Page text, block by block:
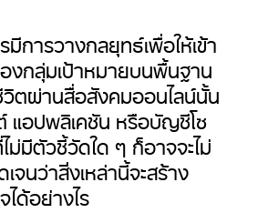
การวางกลยุทธ์เพื่อให้เข้า
งกลุ่มเป้าหมายบนพื้นฐาน
วิตผ่านสื่อสังคมออนไลน์นั้น
แอปพลิเคชัน หรือบัญชีโซ
ม่มีตัวชี้วัดใด ๆ ก็อาจจะไม่
จนว่าสิ่งเหล่านี้จะสร้าง
ได้อย่างไร